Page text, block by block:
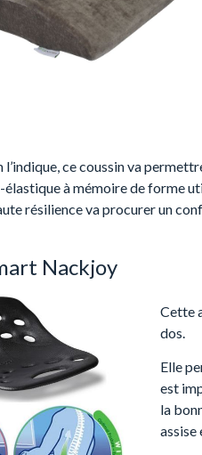
l’indique, ce coussin va
élastique à mémoire de forme
résilience va procurer un
Nackjoy
Cette
dos.
Elle
est
la
assise